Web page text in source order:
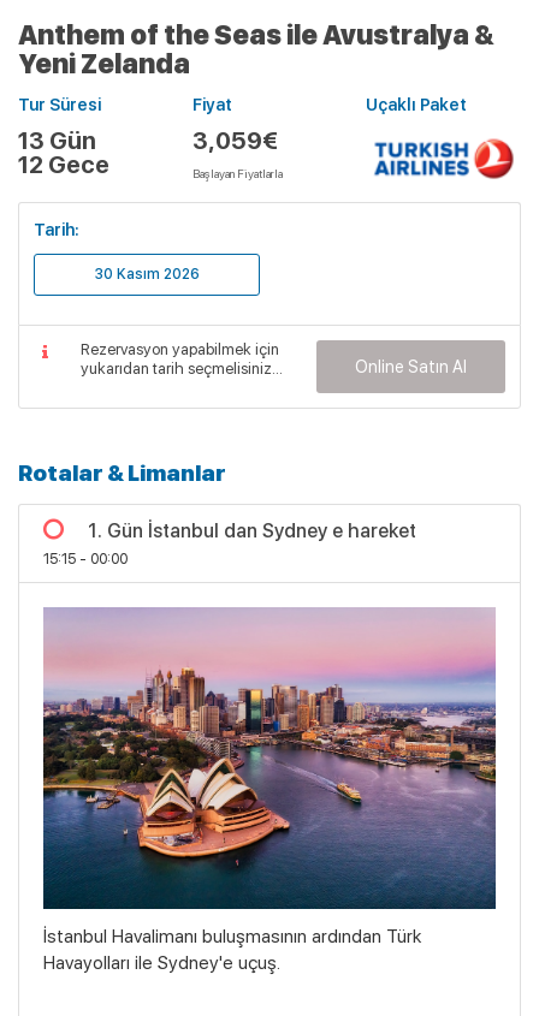
Anthem of the Seas ile Avustralya &
Yeni Zelanda
Tur Süresi
13 Gün
12 Gece
Fiyat
3,059€
Başlayan Fiyatlarla
Uçaklı Paket
Tarih:
30 Kasım 2026
Rezervasyon yapabilmek için
yukarıdan tarih seçmelisiniz...
Online Satın Al
Rotalar & Limanlar
1. Gün İstanbul dan Sydney e hareket
15:15 - 00:00
İstanbul Havalimanı buluşmasının ardından Türk
Havayolları ile Sydney'e uçuş.